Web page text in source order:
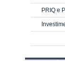
PRIQ e